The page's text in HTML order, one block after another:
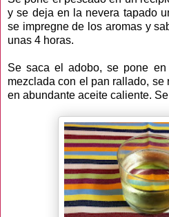
y se deja en la nevera tapado
se impregne de los aromas y
unas 4 horas.
Se saca el adobo, se pone
mezclada con el pan rallado, se
en abundante aceite caliente.